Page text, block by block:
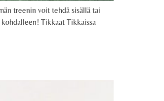
treenin voit tehdä sisällä tai
Tikkaat Tikkaissa